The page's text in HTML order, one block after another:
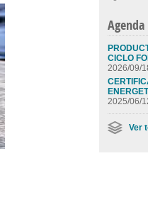
Agenda
CICLO
2026/09/
2025/06/
Ver